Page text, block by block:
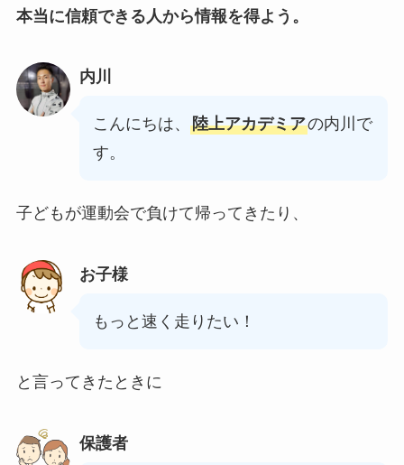
本当に信頼できる人から情報を得よう。
内川
こんにちは、 陸上アカデミアの内川で
す。
子どもが運動会で負けて帰ってきたり、
お子様
もっと速く走りたい！
と言ってきたときに
保護者